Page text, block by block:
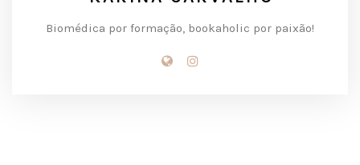
Biomédica por formação, bookaholic por paixão!